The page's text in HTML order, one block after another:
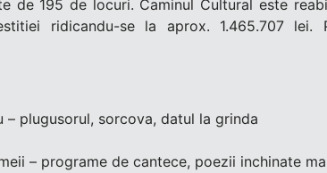
de 195 de locuri. Caminul Cultural este
ridicandu-se la aprox. 1.465.707 lei.
– plugusorul, sorcova, datul la grinda
– programe de cantece, poezii inchinate